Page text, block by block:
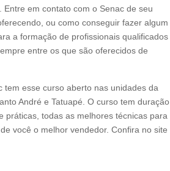
em contato com o Senac de seu
ou como conseguir fazer algum
a formação de profissionais qualificados
entre os que são oferecidos de
esse curso aberto nas unidades da
André e Tatuapé. O curso tem duração
práticas, todas as melhores técnicas para
você o melhor vendedor. Confira no site